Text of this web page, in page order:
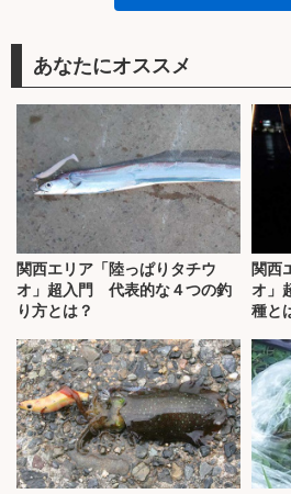
あなたにオススメ
関西エリア「陸っぱりタチウ
オ」超入門 代表的な４つの釣
り方とは？
関西
オ」
種と